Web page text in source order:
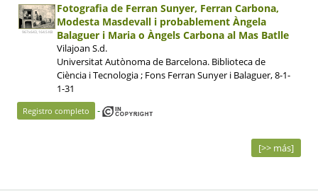
967x643, 164.5 KB
Fotografia de Ferran Sunyer, Ferran Carbona,
Modesta Masdevall i probablement Àngela
Balaguer i Maria o Àngels Carbona al Mas Batlle
Vilajoan S.d.
Universitat Autònoma de Barcelona. Biblioteca de
Ciència i Tecnologia ; Fons Ferran Sunyer i Balaguer, 8-1-
1-31
Registro completo -
[>> más]